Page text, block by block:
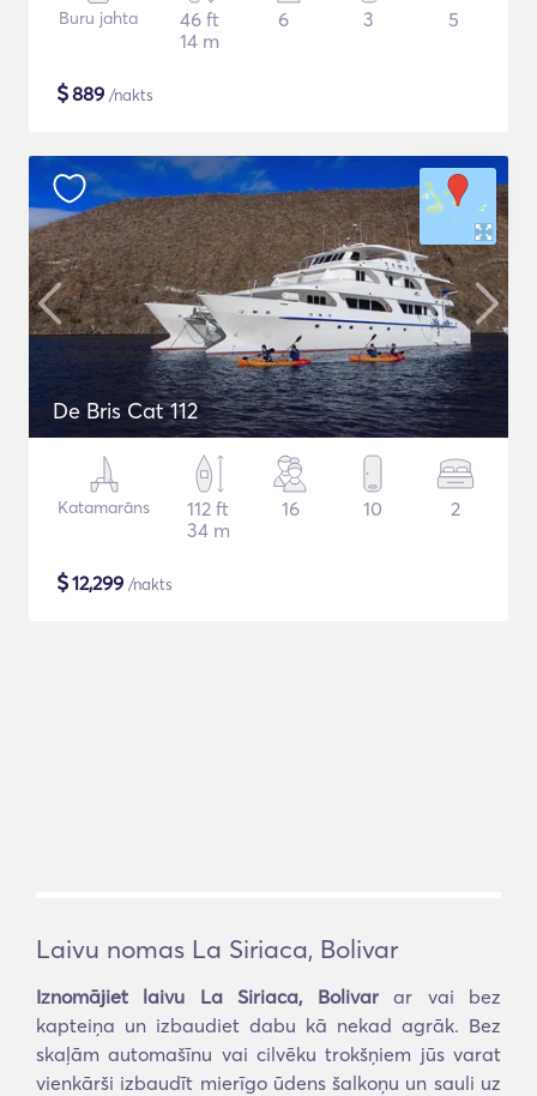
Buru jahta
46 ft
14 m
6 3 5
$889 /nakts
De Bris Cat 112
Katamarāns
112 ft
34 m
16 10 2
$12,299 /nakts
Laivu nomas La Siriaca, Bolivar
Iznomājiet laivu La Siriaca, Bolivarar vai bez
kapteiņa un izbaudiet dabu kā nekad agrāk. Bez
skaļām automašīnu vai cilvēku trokšņiem jūs varat
vienkārši izbaudīt mierīgo ūdens šalkoņu un sauli uz